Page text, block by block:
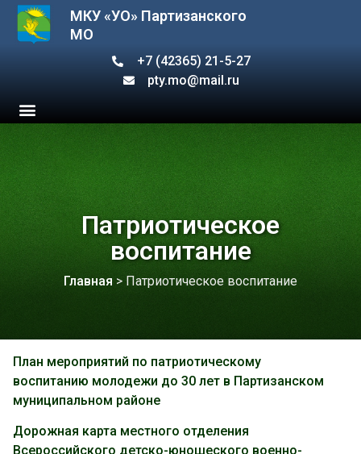
МКУ «УО» Партизанского
МО
+7 (42365) 21-5-27
pty.mo@mail.ru
Патриотическое
воспитание
Главная > Патриотическое воспитание
План мероприятий по патриотическому
воспитанию молодежи до 30 лет в Партизанском
муниципальном районе
Дорожная карта местного отделения
Всероссийского детско-юношеского военно-